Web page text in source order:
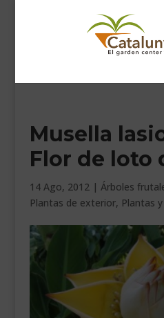
INICIO
PLANTAS
COMPLEMENTOS JARDÍN
MASCOTAS
DECORACIÓN
HORARIO GARDEN
Musella
Flor de loto
14 Ago, 2012| Árboles
Plantas de exterior, Plantas